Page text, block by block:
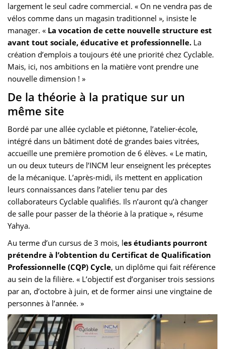
largement le seul cadre commercial. « On ne vendra pas de
vélos comme dans un magasin traditionnel », insiste le
manager. « La vocation de cette nouvelle structure est
avant tout sociale, éducative et professionnelle. La
création d’emplois a toujours été une priorité chez Cyclable.
Mais, ici, nos ambitions en la matière vont prendre une
nouvelle dimension ! »
De la théorie à la pratique sur un
même site
Bordé par une allée cyclable et piétonne, l’atelier-école,
intégré dans un bâtiment doté de grandes baies vitrées,
accueille une première promotion de 6 élèves. « Le matin,
un ou deux tuteurs de l’INCM leur enseignent les préceptes
de la mécanique. L’après-midi, ils mettent en application
leurs connaissances dans l’atelier tenu par des
collaborateurs Cyclable qualifiés. Ils n’auront qu’à changer
de salle pour passer de la théorie à la pratique », résume
Yahya.
Au terme d’un cursus de 3 mois, les étudiants pourront
prétendre à l’obtention du Certificat de Qualification
Professionnelle (CQP) Cycle, un diplôme qui fait référence
au sein de la filière. « L’objectif est d’organiser trois sessions
par an, d’octobre à juin, et de former ainsi une vingtaine de
personnes à l’année. »